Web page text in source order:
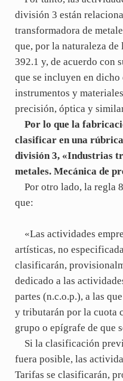
división 3 están
transformadora de
que, por la naturaleza
392.1 y, de acuerdo con
que se incluyen en
instrumentos y
precisión, óptica y
Por lo que la
clasificar en una
división 3, «Industrias
metales. Mecánica de
Por otro lado, la regla
que:
«Las actividades
artísticas, no
clasificarán,
dedicado a las
partes (n.c.o.p.), a las
y tributarán por la cuota
grupo o epígrafe de que
Si la clasificación
fuera posible, las
Tarifas se clasificarán,